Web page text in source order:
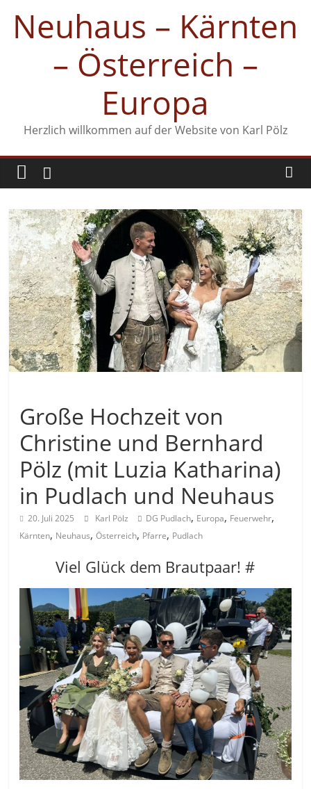
Inhalt
springen
Neuhaus – Kärnten
– Österreich –
Europa
Herzlich willkommen auf der Website von Karl Pölz
Große Hochzeit von
Christine und Bernhard
Pölz (mit Luzia Katharina)
in Pudlach und Neuhaus
20. Juli 2025 Karl Pölz DG Pudlach, Europa, Feuerwehr,
Kärnten, Neuhaus,Österreich, Pfarre, Pudlach
Viel Glück dem Brautpaar! #